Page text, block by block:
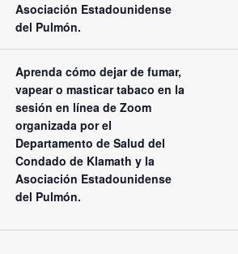
Asociación Estadounidense
del Pulmón.
Aprenda cómo dejar de fumar,
vapear o masticar tabaco en la
sesión en línea de Zoom
organizada por el
Departamento de Salud del
Condado de Klamath y la
Asociación Estadounidense
del Pulmón.